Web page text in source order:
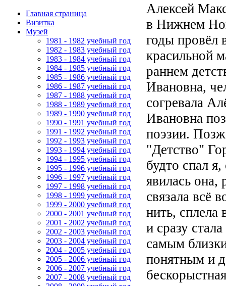
Главная страница
Визитка
Музей
1981 - 1982 учебный год
1982 - 1983 учебный год
1983 - 1984 учебный год
1984 - 1985 учебный год
1985 - 1986 учебный год
1986 - 1987 учебный год
1987 - 1988 учебный год
1988 - 1989 учебный год
1989 - 1990 учебный год
1990 - 1991 учебный год
1991 - 1992 учебный год
1992 - 1993 учебный год
1993 - 1994 учебный год
1994 - 1995 учебный год
1995 - 1996 учебный год
1996 - 1997 учебный год
1997 - 1998 учебный год
1998 - 1999 учебный год
1999 - 2000 учебный год
2000 - 2001 учебный год
2001 - 2002 учебный год
2002 - 2003 учебный год
2003 - 2004 учебный год
2004 - 2005 учебный год
2005 - 2006 учебный год
2006 - 2007 учебный год
2007 - 2008 учебный год
Алексей
в Нижнем
годы провёл
красильной
раннем
Ивановна,
согревала
Ивановна
поэзии.
"Детство"
будто спал
явилась она,
связала всё
нить, сплела
и сразу
самым
понятным и